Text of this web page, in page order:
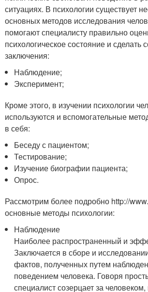
ситуациях. В психологии существует
основных методов исследования
помогают специалисту правильно
психологическое состояние и сделать
заключения:
Наблюдение;
Эксперимент;
Кроме этого, в изучении психологии
используются и вспомогательные
в себя:
Беседу с пациентом;
Тестирование;
Изучение биографии пациента;
Опрос.
Рассмотрим более подробно http://
основные методы психологии:
Наблюдение
Наиболее распространенный и
Заключается в сборе и
фактов, полученных путем
поведением человека. Говоря
специалист созерцает за